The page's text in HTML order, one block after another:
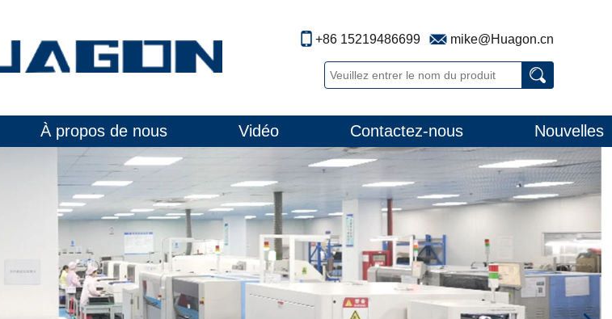
+86 15219486699 mike@Huagon.cn
À propos de nous Vidéo Contactez-nous Nouvelles